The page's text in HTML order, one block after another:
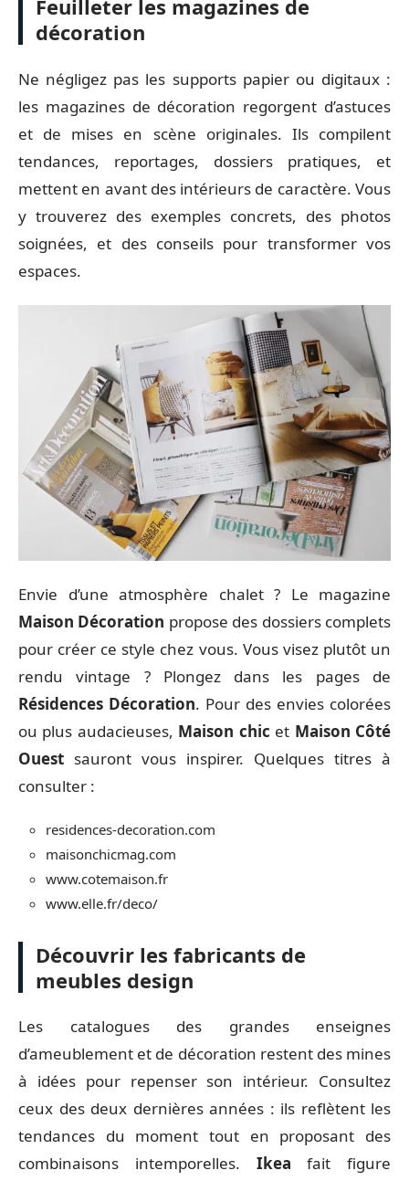
Feuilleter les magazines de
décoration
Ne négligez pas les supports papier ou digitaux :
les magazines de décoration regorgent d’astuces
et de mises en scène originales. Ils compilent
tendances, reportages, dossiers pratiques, et
mettent en avant des intérieurs de caractère. Vous
y trouverez des exemples concrets, des photos
soignées, et des conseils pour transformer vos
espaces.
Envie d’une atmosphère chalet ? Le magazine
Maison Décoration propose des dossiers complets
pour créer ce style chez vous. Vous visez plutôt un
rendu vintage ? Plongez dans les pages de
Résidences Décoration. Pour des envies colorées
ou plus audacieuses, Maison chic et Maison Côté
Ouest sauront vous inspirer. Quelques titres à
consulter :
residences-decoration.com
maisonchicmag.com
www.cotemaison.fr
www.elle.fr/deco/
Découvrir les fabricants de
meubles design
Les catalogues des grandes enseignes
d’ameublement et de décoration restent des mines
à idées pour repenser son intérieur. Consultez
ceux des deux dernières années : ils reflètent les
tendances du moment tout en proposant des
combinaisons intemporelles. Ikea fait figure